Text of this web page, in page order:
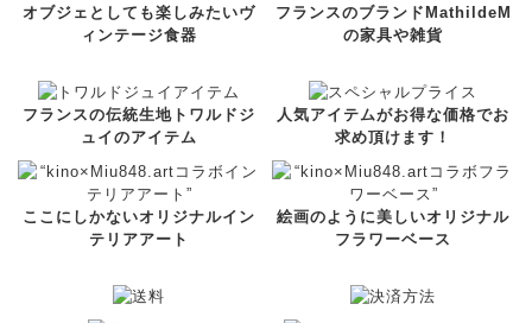
オブジェとしても楽しみたいヴ
ィンテージ食器
フランスのブランドMathildeM
の家具や雑貨
フランスの伝統生地トワルドジ
ュイのアイテム
人気アイテムがお得な価格でお
求め頂けます！
ここにしかないオリジナルイン
テリアアート
絵画のように美しいオリジナル
フラワーベース